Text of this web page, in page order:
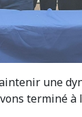
une
terminé